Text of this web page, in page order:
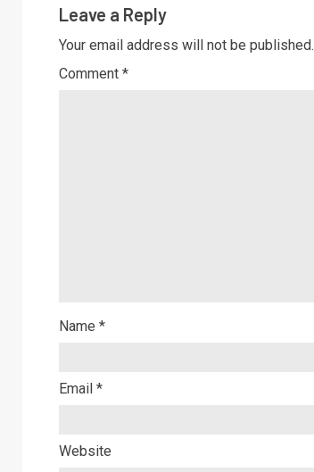
Leave a Reply
Your email address will not be published.
Comment *
Name *
Email *
Website